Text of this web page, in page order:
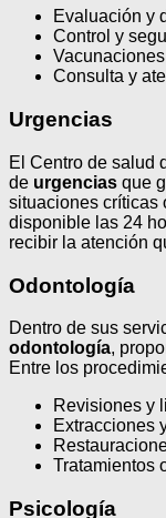
Evaluación y
Control y
Consulta y
Urgencias
El Centro de salud
de urgencias que
situaciones críticas
disponible las 24
recibir la atención
Odontología
Dentro de sus
odontología,
Entre los
Revisiones y
Extracciones
Tratamientos
Psicología